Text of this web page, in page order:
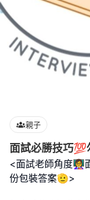
親子
面試必勝技巧💯
<面試老師角度
份包裝答案🫡>